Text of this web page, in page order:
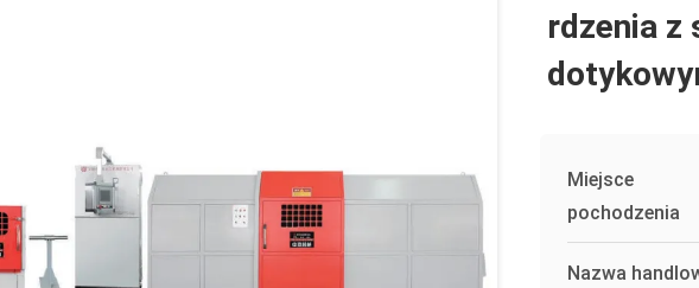
rdzenia z
Miejsce
pochodzenia
Nazwa